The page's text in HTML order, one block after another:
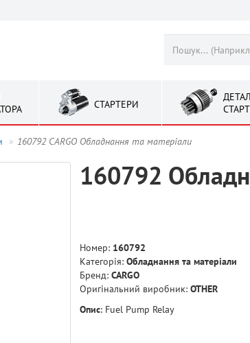
СТАРТЕРИ
160792 CARGO Обладнання та матерiали
160792
Номер: 160792
Категорія: Обладнання та матерiали
Бренд: CARGO
Оригінальний виробник: OTHER
Опис: Fuel Pump Relay